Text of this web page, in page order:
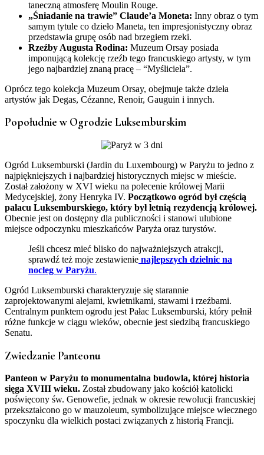
taneczną atmosferę Moulin Rouge.
„Śniadanie na trawie” Claude’a Moneta: Inny obraz o tym
samym tytule co dzieło Maneta, ten impresjonistyczny obraz
przedstawia grupę osób nad brzegiem rzeki.
Rzeźby Augusta Rodina: Muzeum Orsay posiada
imponującą kolekcję rzeźb tego francuskiego artysty, w tym
jego najbardziej znaną pracę – “Myśliciela”.
Oprócz tego kolekcja Muzeum Orsay, obejmuje także dzieła
artystów jak Degas, Cézanne, Renoir, Gauguin i innych.
Popołudnie w Ogrodzie Luksemburskim
Ogród Luksemburski (Jardin du Luxembourg) w Paryżu to jedno z
najpiękniejszych i najbardziej historycznych miejsc w mieście.
Został założony w XVI wieku na polecenie królowej Marii
Medycejskiej, żony Henryka IV. Początkowo ogród był częścią
pałacu Luksemburskiego, który był letnią rezydencją królowej.
Obecnie jest on dostępny dla publiczności i stanowi ulubione
miejsce odpoczynku mieszkańców Paryża oraz turystów.
Jeśli chcesz mieć blisko do najważniejszych atrakcji,
sprawdź też moje zestawienie najlepszych dzielnic na
nocleg w Paryżu.
Ogród Luksemburski charakteryzuje się starannie
zaprojektowanymi alejami, kwietnikami, stawami i rzeźbami.
Centralnym punktem ogrodu jest Pałac Luksemburski, który pełnił
różne funkcje w ciągu wieków, obecnie jest siedzibą francuskiego
Senatu.
Zwiedzanie Panteonu
Panteon w Paryżu to monumentalna budowla, której historia
sięga XVIII wieku. Został zbudowany jako kościół katolicki
poświęcony św. Genowefie, jednak w okresie rewolucji francuskiej
przekształcono go w mauzoleum, symbolizujące miejsce wiecznego
spoczynku dla wielkich postaci związanych z historią Francji.